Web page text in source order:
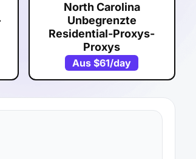
North Carolina
Unbegrenzte
Residential-Proxys-
Proxys
Aus$61/day